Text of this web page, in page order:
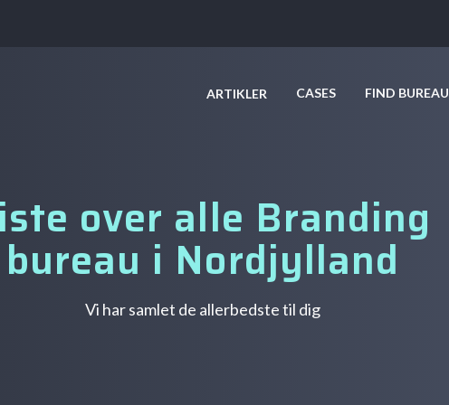
ARTIKLER CASES FIND BUREAU
over alle Branding
bureau i Nordjylland
Vi har samlet de allerbedste til dig